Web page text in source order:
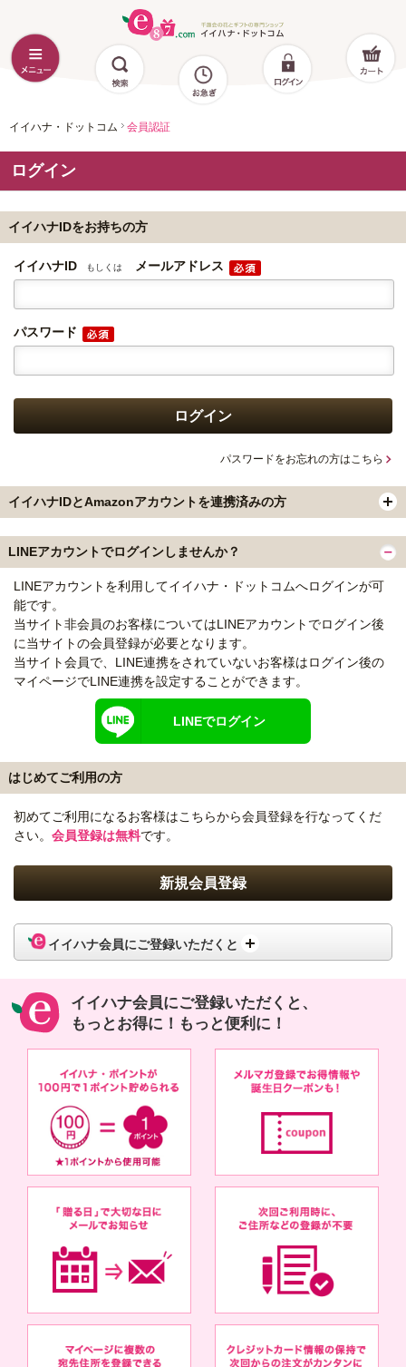
イイハナ・ドットコム 会員認証
ログイン
イイハナIDをお持ちの方
イイハナID もしくは メールアドレス
パスワード
パスワードをお忘れの方はこちら
イイハナIDとAmazonアカウントを連携済みの方
LINEアカウントでログインしませんか？
LINEアカウントを利用してイイハナ・ドットコムへログインが可
能です。
当サイト非会員のお客様についてはLINEアカウントでログイン後
に当サイトの会員登録が必要となります。
当サイト会員で、LINE連携をされていないお客様はログイン後の
マイページでLINE連携を設定することができます。
LINEでログイン
はじめてご利用の方
初めてご利用になるお客様はこちらから会員登録を行なってくだ
さい。 会員登録は無料です。
イイハナ会員にご登録いただくと
イイハナ会員にご登録いただくと、
もっとお得に！もっと便利に！